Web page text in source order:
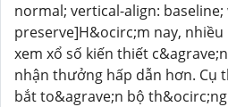
normal; vertical-align:
preserve]H&ocirc;m nay,
xem xổ số kiến thiết
nhận thưởng hấp dẫn hơn. Cụ
bắt to&agrave;n bộ